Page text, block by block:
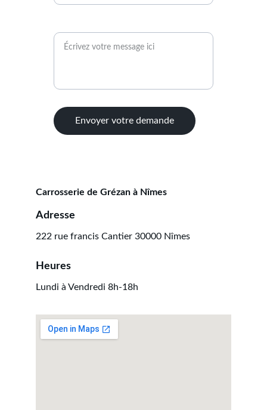
Envoyer votre demande
Carrosserie de Grézan à Nîmes
Adresse
222 rue francis Cantier 30000 Nîmes
Heures
Lundi à Vendredi 8h-18h